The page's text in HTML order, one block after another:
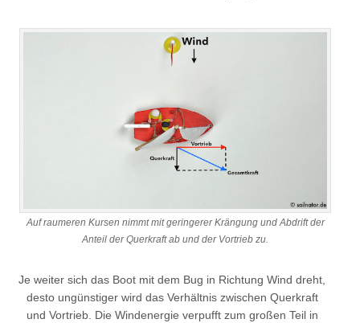
Auf raumeren Kursen nimmt mit geringerer Krängung und Abdrift der
Anteil der Querkraft ab und der Vortrieb zu.
Je weiter sich das Boot mit dem Bug in Richtung Wind dreht,
desto ungünstiger wird das Verhältnis zwischen Querkraft
und Vortrieb. Die Windenergie verpufft zum großen Teil in